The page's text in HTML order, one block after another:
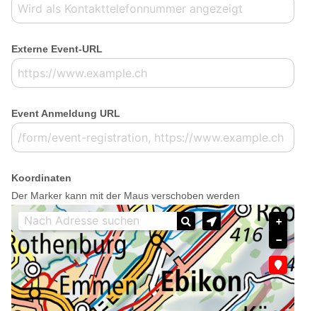
Externe Event-URL
Event Anmeldung URL
Koordinaten
Der Marker kann mit der Maus verschoben werden
+
−